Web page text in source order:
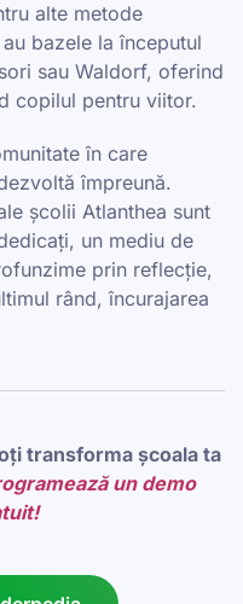
alte metode
bazele la începutul
sau Waldorf, oferind
copilul pentru viitor.
în care
împreună.
școlii Atlanthea sunt
un mediu de
prin reflecție,
rând, încurajarea
transforma școala ta
un demo